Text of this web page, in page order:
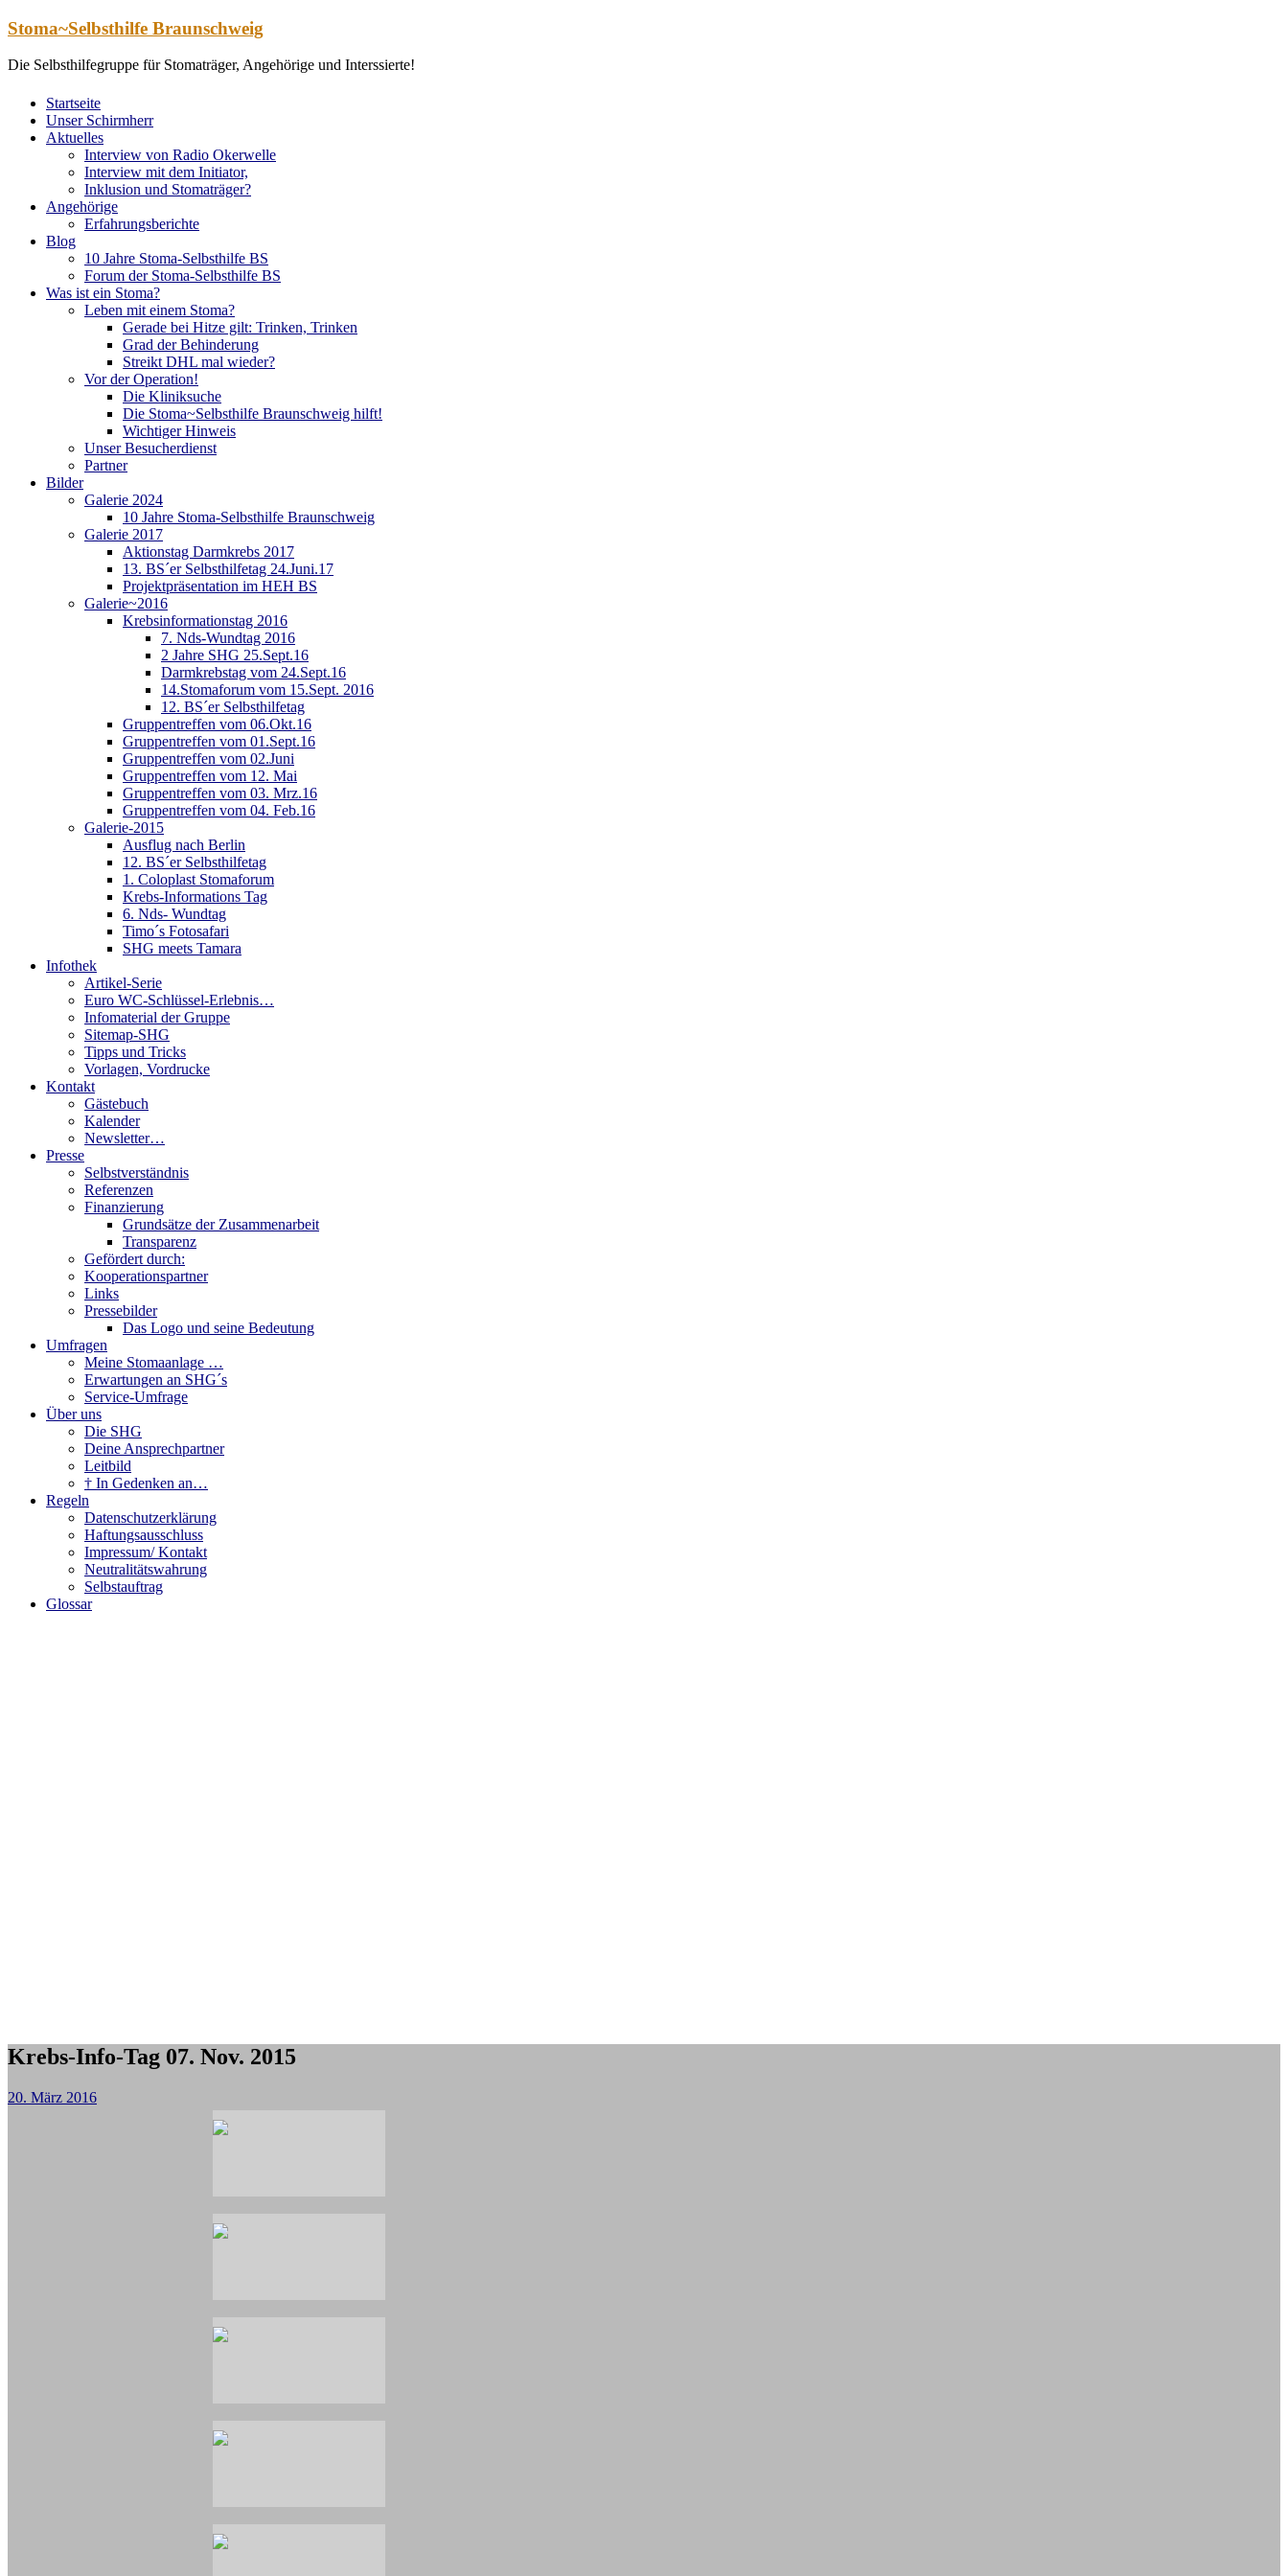
Zum
springen
Stoma~Selbsthilfe Braunschweig
Die Selbsthilfegruppe für Stomaträger, Angehörige und Interssierte!
Startseite
Unser Schirmherr
Aktuelles
Interview von Radio Okerwelle
Interview mit dem Initiator,
Inklusion und Stomaträger?
Angehörige
Erfahrungsberichte
Blog
10 Jahre Stoma-Selbsthilfe BS
Forum der Stoma-Selbsthilfe BS
Was ist ein Stoma?
Leben mit einem Stoma?
Gerade bei Hitze gilt: Trinken, Trinken
Grad der Behinderung
Streikt DHL mal wieder?
Vor der Operation!
Die Kliniksuche
Die Stoma~Selbsthilfe Braunschweig hilft!
Wichtiger Hinweis
Unser Besucherdienst
Partner
Bilder
Galerie 2024
10 Jahre Stoma-Selbsthilfe Braunschweig
Galerie 2017
Aktionstag Darmkrebs 2017
13. BS´er Selbsthilfetag 24.Juni.17
Projektpräsentation im HEH BS
Galerie~2016
Krebsinformationstag 2016
7. Nds-Wundtag 2016
2 Jahre SHG 25.Sept.16
Darmkrebstag vom 24.Sept.16
14.Stomaforum vom 15.Sept. 2016
12. BS´er Selbsthilfetag
Gruppentreffen vom 06.Okt.16
Gruppentreffen vom 01.Sept.16
Gruppentreffen vom 02.Juni
Gruppentreffen vom 12. Mai
Gruppentreffen vom 03. Mrz.16
Gruppentreffen vom 04. Feb.16
Galerie-2015
Ausflug nach Berlin
12. BS´er Selbsthilfetag
1. Coloplast Stomaforum
Krebs-Informations Tag
6. Nds- Wundtag
Timo´s Fotosafari
SHG meets Tamara
Infothek
Artikel-Serie
Euro WC-Schlüssel-Erlebnis…
Infomaterial der Gruppe
Sitemap-SHG
Tipps und Tricks
Vorlagen, Vordrucke
Kontakt
Gästebuch
Kalender
Newsletter…
Presse
Selbstverständnis
Referenzen
Finanzierung
Grundsätze der Zusammenarbeit
Transparenz
Gefördert durch:
Kooperationspartner
Links
Pressebilder
Das Logo und seine Bedeutung
Umfragen
Meine Stomaanlage …
Erwartungen an SHG´s
Service-Umfrage
Über uns
Die SHG
Deine Ansprechpartner
Leitbild
† In Gedenken an…
Regeln
Datenschutzerklärung
Haftungsausschluss
Impressum/ Kontakt
Neutralitätswahrung
Selbstauftrag
Glossar
Krebs-Info-Tag 07. Nov. 2015
20. März 2016